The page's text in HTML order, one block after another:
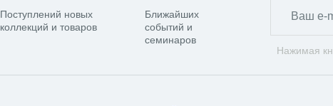
Поступлений новых
коллекций и товаров
Ближайших
событий и
семинаров
Нажимая